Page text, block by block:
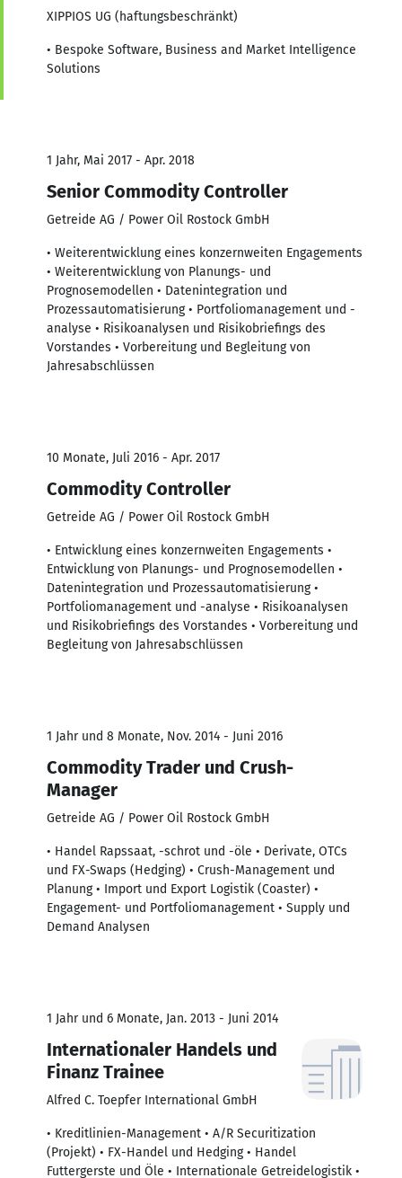
XIPPIOS UG (haftungsbeschränkt)
• Bespoke Software, Business and Market Intelligence
Solutions
1 Jahr, Mai 2017 - Apr. 2018
Senior Commodity Controller
Getreide AG / Power Oil Rostock GmbH
• Weiterentwicklung eines konzernweiten Engagements
• Weiterentwicklung von Planungs- und
Prognosemodellen • Datenintegration und
Prozessautomatisierung • Portfoliomanagement und -
analyse • Risikoanalysen und Risikobriefings des
Vorstandes • Vorbereitung und Begleitung von
Jahresabschlüssen
10 Monate, Juli 2016 - Apr. 2017
Commodity Controller
Getreide AG / Power Oil Rostock GmbH
• Entwicklung eines konzernweiten Engagements •
Entwicklung von Planungs- und Prognosemodellen •
Datenintegration und Prozessautomatisierung •
Portfoliomanagement und -analyse • Risikoanalysen
und Risikobriefings des Vorstandes • Vorbereitung und
Begleitung von Jahresabschlüssen
1 Jahr und 8 Monate, Nov. 2014 - Juni 2016
Commodity Trader und Crush-
Manager
Getreide AG / Power Oil Rostock GmbH
• Handel Rapssaat, -schrot und -öle • Derivate, OTCs
und FX-Swaps (Hedging) • Crush-Management und
Planung • Import und Export Logistik (Coaster) •
Engagement- und Portfoliomanagement • Supply und
Demand Analysen
1 Jahr und 6 Monate, Jan. 2013 - Juni 2014
Internationaler Handels und
Finanz Trainee
Alfred C. Toepfer International GmbH
• Kreditlinien-Management • A/R Securitization
(Projekt) • FX-Handel und Hedging • Handel
Futtergerste und Öle • Internationale Getreidelogistik •